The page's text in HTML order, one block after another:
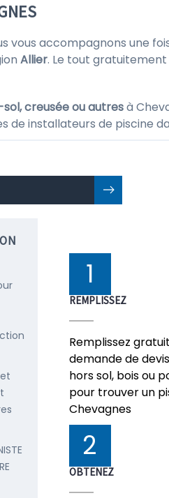
vous accompagnons une
Allier. Le tout gratuitement
creusée ou autresà
de installateurs de piscine
1
REMPLISSEZ
Remplissez
demande de
hors sol, bois ou
pour trouver un
Chevagnes
2
OBTENEZ